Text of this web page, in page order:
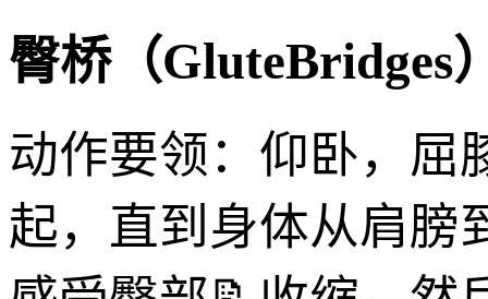
臀桥（GluteBridges
动作要领：仰卧，屈
起，直到身体从肩膀